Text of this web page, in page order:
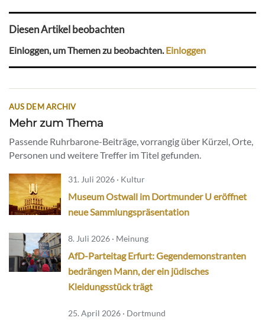
Diesen Artikel beobachten
Einloggen, um Themen zu beobachten.Einloggen
AUS DEM ARCHIV
Mehr zum Thema
Passende Ruhrbarone-Beiträge, vorrangig über Kürzel, Orte,
Personen und weitere Treffer im Titel gefunden.
31. Juli 2026 · Kultur
Museum Ostwall im Dortmunder U eröffnet
neue Sammlungspräsentation
8. Juli 2026 · Meinung
AfD-Parteitag Erfurt: Gegendemonstranten
bedrängen Mann, der ein jüdisches
Kleidungsstück trägt
25. April 2026 · Dortmund